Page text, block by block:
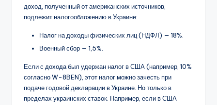
доход, полученный от американских источников,
подлежит налогообложению в Украине:
Налог на доходы физических лиц (НДФЛ) — 18%.
Военный сбор — 1,5%.
Если с дохода был удержан налог в США (например, 10%
согласно W-8BEN), этот налог можно зачесть при
подаче годовой декларации в Украине. Но только в
пределах украинских ставок. Например, если в США